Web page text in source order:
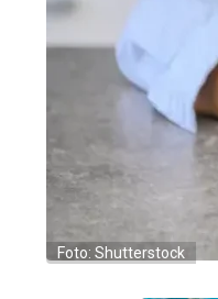
Foto: Shutterstock